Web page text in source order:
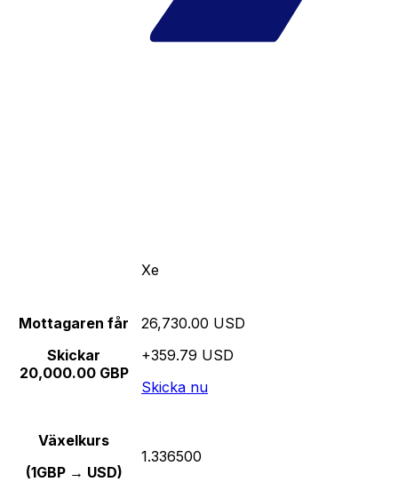
Xe
Mottagaren får
Skickar
20,000.00 GBP
26,730.00 USD
+359.79 USD
Skicka nu
Växelkurs
(1GBP → USD)
1.336500